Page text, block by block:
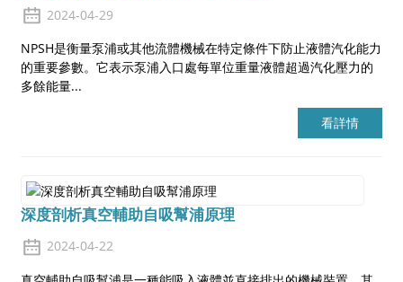
2024-04-29
NPSH是衡量泵浦或其他流體機械在特定條件下防止液體汽化能力
的重要參數。它表示泵浦入口處每單位重量液體超過汽化壓力的
多餘能量...
看詳情
深度剖析真空輔助自吸幫浦原理
2024-04-22